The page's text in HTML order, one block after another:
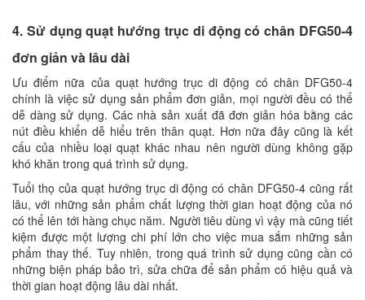
4. Sử dụng quạt hướng trục di động có chân DFG50-4
đơn giản và lâu dài
Ưu điểm nữa của quạt hướng trục di động có chân DFG50-4
chính là việc sử dụng sản phẩm đơn giản, mọi người đều có thể
dễ dàng sử dụng. Các nhà sản xuất đã đơn giản hóa bằng các
nút điều khiển dễ hiểu trên thân quạt. Hơn nữa đây cũng là kết
cấu của nhiều loại quạt khác nhau nên người dùng không gặp
khó khăn trong quá trình sử dụng.
Tuổi thọ của quạt hướng trục di động có chân DFG50-4 cũng rất
lâu, với những sản phẩm chất lượng thời gian hoạt động của nó
có thể lên tới hàng chục năm. Người tiêu dùng vì vậy mà cũng tiết
kiệm được một lượng chi phí lớn cho việc mua sắm những sản
phẩm thay thế. Tuy nhiên, trong quá trình sử dụng cũng cần có
những biện pháp bảo trì, sửa chữa để sản phẩm có hiệu quả và
thời gian hoạt động lâu dài nhất.